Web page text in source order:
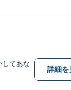
してあな
詳細を